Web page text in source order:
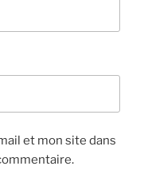
et mon site dans